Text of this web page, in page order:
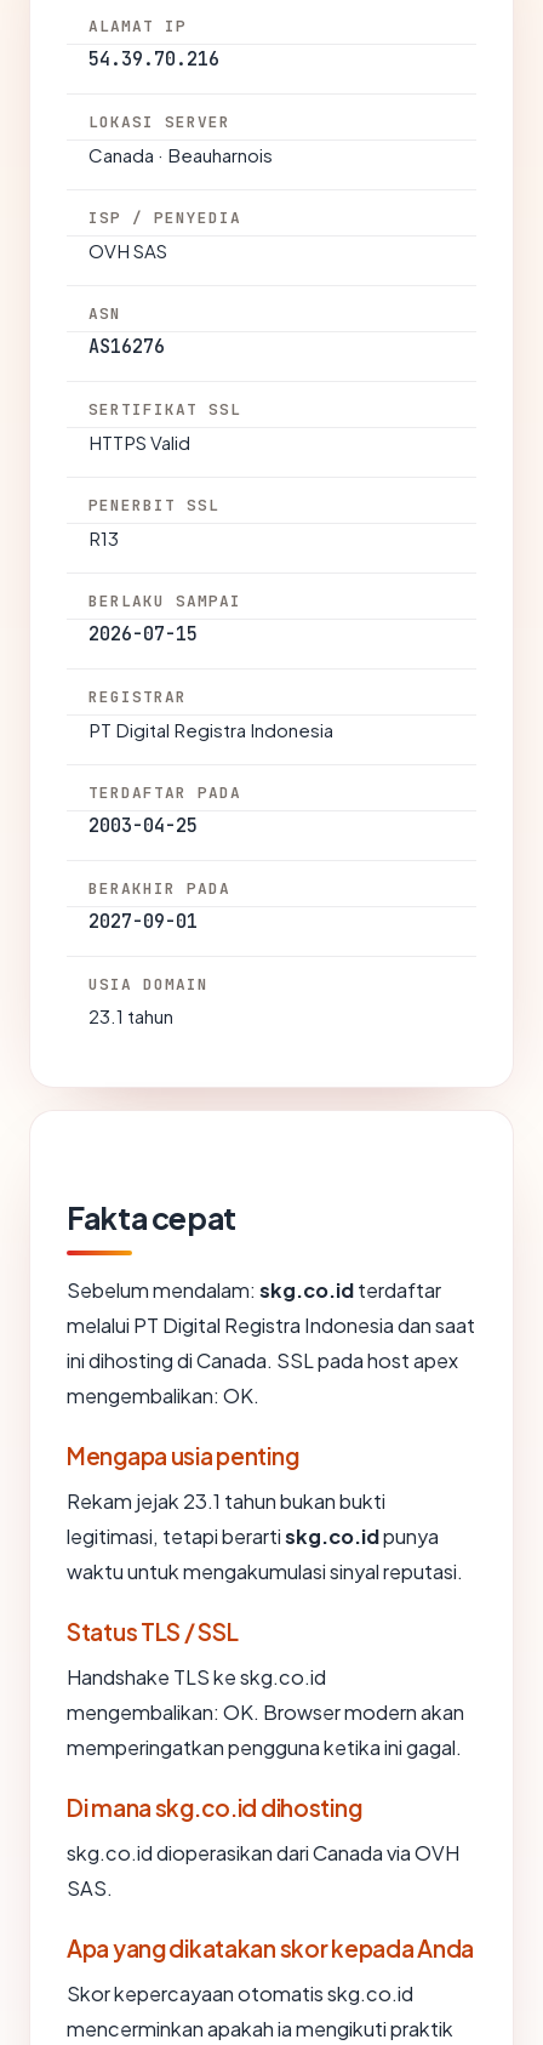
ALAMAT IP
54.39.70.216
LOKASI SERVER
Canada · Beauharnois
ISP / PENYEDIA
OVH SAS
ASN
AS16276
SERTIFIKAT SSL
HTTPS Valid
PENERBIT SSL
R13
BERLAKU SAMPAI
2026-07-15
REGISTRAR
PT Digital Registra Indonesia
TERDAFTAR PADA
2003-04-25
BERAKHIR PADA
2027-09-01
USIA DOMAIN
23.1 tahun
Fakta cepat
Sebelum mendalam: skg.co.idterdaftar
melalui PT Digital Registra Indonesia dan saat
ini dihosting di Canada. SSL pada host apex
mengembalikan: OK.
Mengapa usia penting
Rekam jejak 23.1 tahun bukan bukti
legitimasi, tetapi berartiskg.co.idpunya
waktu untuk mengakumulasi sinyal reputasi.
Status TLS / SSL
Handshake TLS ke skg.co.id
mengembalikan: OK. Browser modern akan
memperingatkan pengguna ketika ini gagal.
Di mana skg.co.id dihosting
skg.co.id dioperasikan dari Canada via OVH
SAS.
Apa yang dikatakan skor kepada Anda
Skor kepercayaan otomatis skg.co.id
mencerminkan apakah ia mengikuti praktik